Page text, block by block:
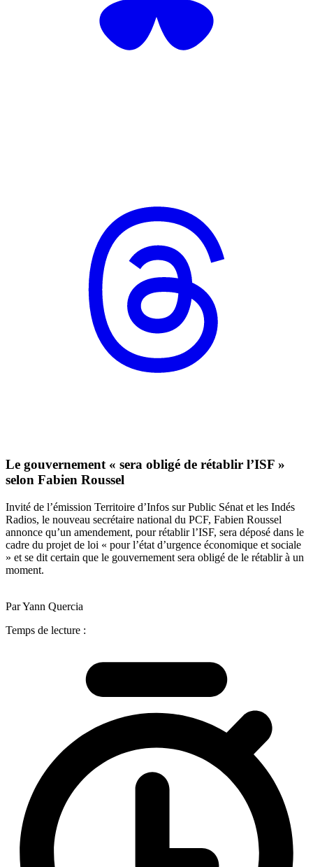
Le gouvernement « sera obligé de rétablir l’ISF »
selon Fabien Roussel
Invité de l’émission Territoire d’Infos sur Public Sénat et les Indés
Radios, le nouveau secrétaire national du PCF, Fabien Roussel
annonce qu’un amendement, pour rétablir l’ISF, sera déposé dans le
cadre du projet de loi « pour l’état d’urgence économique et sociale
» et se dit certain que le gouvernement sera obligé de le rétablir à un
moment.
Par Yann Quercia
Temps de lecture :